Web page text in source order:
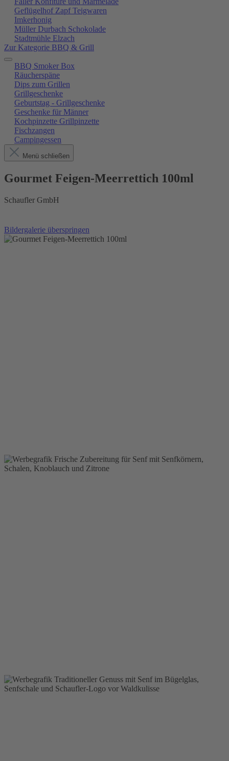
Geflügelhof Zapf Teigwaren
Imkerhonig
Müller Durbach Schokolade
Stadtmühle Elzach
Zur Kategorie BBQ & Grill
BBQ Smoker Box
Räucherspäne
Dips zum Grillen
Grillgeschenke
Geburtstag - Grillgeschenke
Geschenke für Männer
Kochpinzette Grillpinzette
Fischzangen
Campingessen
Menü schließen
Gourmet Feigen-Meerrettich 100ml
Schaufler GmbH
Bildergalerie überspringen